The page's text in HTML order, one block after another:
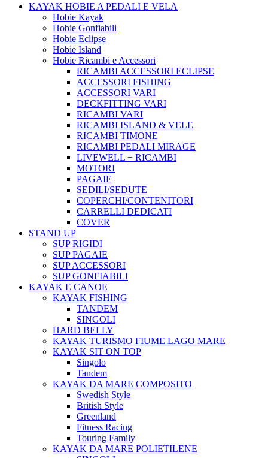
KAYAK HOBIE A PEDALI E VELA
Hobie Kayak
Hobie Gonfiabili
Hobie Eclipse
Hobie Island
Hobie Ricambi e Accessori
RICAMBI ACCESSORI ECLIPSE
ACCESSORI FISHING
ACCESSORI VARI
DECKFITTING VARI
RICAMBI VARI
RICAMBI ISLAND & VELE
RICAMBI TIMONE
RICAMBI PEDALI MIRAGE
LIVEWELL + RICAMBI
MOTORI
PAGAIE
SEDILI/SEDUTE
COPERCHI/CONTENITORI
CARRELLI DEDICATI
COVER
STAND UP
SUP RIGIDI
SUP PAGAIE
SUP ACCESSORI
SUP GONFIABILI
KAYAK E CANOE
KAYAK FISHING
TANDEM
SINGOLI
HARD BELLY
KAYAK TURISMO FIUME LAGO MARE
KAYAK SIT ON TOP
Singolo
Tandem
KAYAK DA MARE COMPOSITO
Swedish Style
British Style
Greenland
Fitness Racing
Touring Family
KAYAK DA MARE POLIETILENE